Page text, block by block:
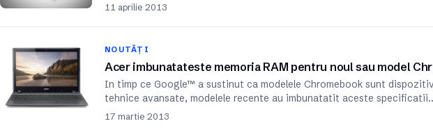
11 aprilie 2013
NOUTĂȚI
Acer imbunatateste memoria RAM pentru noul sau model
In timp ce Google™ a sustinut ca modelele Chromebook sunt
tehnice avansate, modelele recente au imbunatatit aceste
17 martie 2013